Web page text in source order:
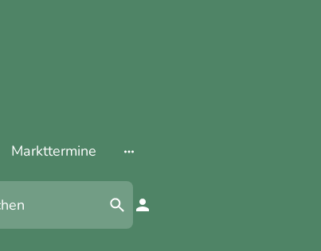
Markttermine